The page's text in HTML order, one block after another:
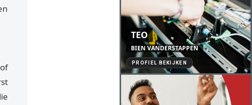
TEO
BIEN VANDERSTAPPEN
PROFIEL BEKIJKEN